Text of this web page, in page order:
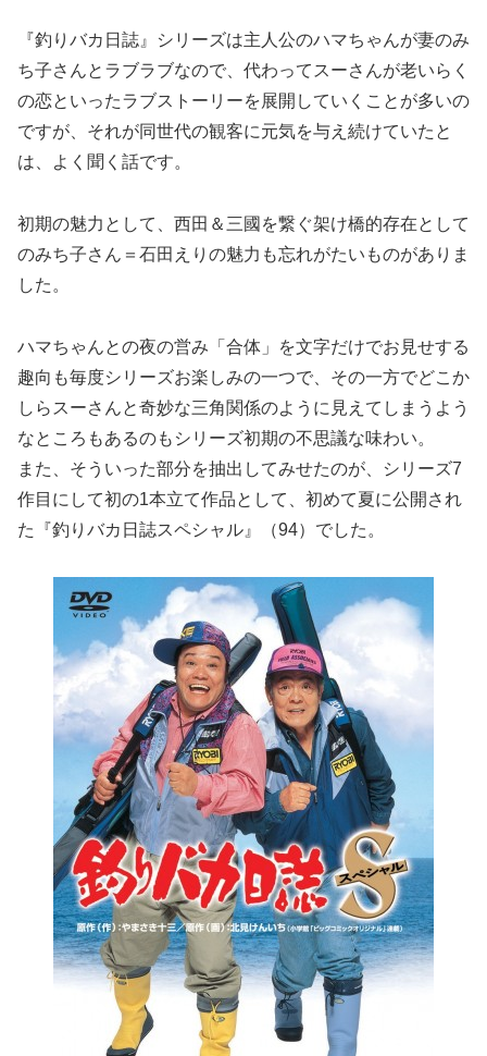
『釣りバカ日誌』シリーズは主人公のハマちゃんが妻のみ
ち子さんとラブラブなので、代わってスーさんが老いらく
の恋といったラブストーリーを展開していくことが多いの
ですが、それが同世代の観客に元気を与え続けていたと
は、よく聞く話です。
初期の魅力として、西田＆三國を繋ぐ架け橋的存在として
のみち子さん＝石田えりの魅力も忘れがたいものがありま
した。
ハマちゃんとの夜の営み「合体」を文字だけでお見せする
趣向も毎度シリーズお楽しみの一つで、その一方でどこか
しらスーさんと奇妙な三角関係のように見えてしまうよう
なところもあるのもシリーズ初期の不思議な味わい。
また、そういった部分を抽出してみせたのが、シリーズ7
作目にして初の1本立て作品として、初めて夏に公開され
た『釣りバカ日誌スペシャル』（94）でした。